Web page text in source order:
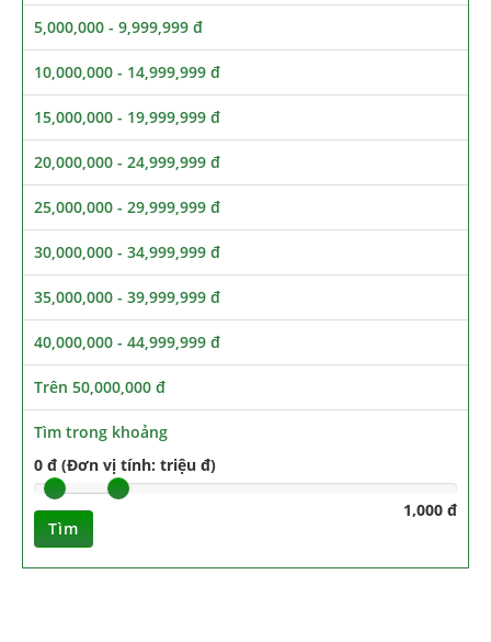
5,000,000 - 9,999,999 đ
10,000,000 - 14,999,999 đ
15,000,000 - 19,999,999 đ
20,000,000 - 24,999,999 đ
25,000,000 - 29,999,999 đ
30,000,000 - 34,999,999 đ
35,000,000 - 39,999,999 đ
40,000,000 - 44,999,999 đ
Trên 50,000,000 đ
Tìm trong khoảng
0 đ (Đơn vị tính: triệu đ)
1,000 đ
Tìm